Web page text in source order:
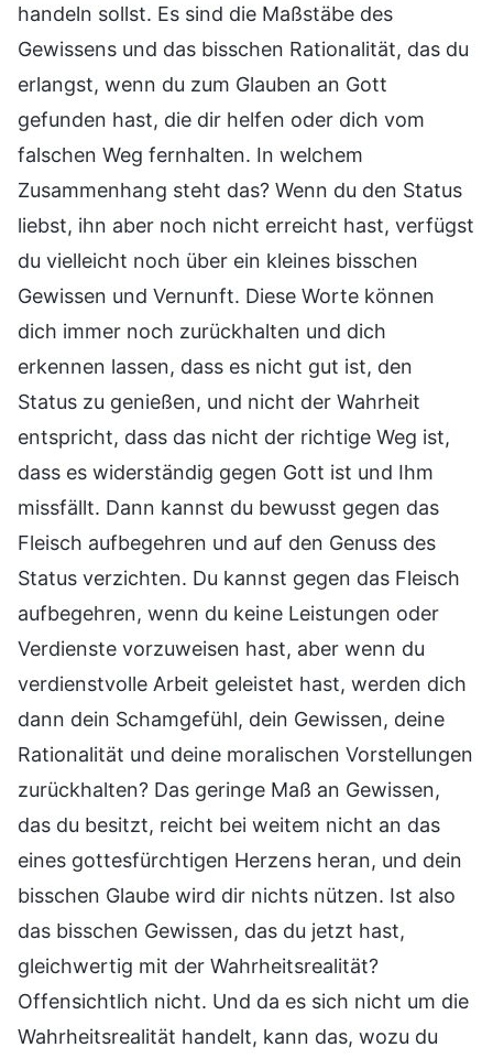
handeln sollst. Es sind die Maßstäbe des
Gewissens und das bisschen Rationalität, das du
erlangst, wenn du zum Glauben an Gott
gefunden hast, die dir helfen oder dich vom
falschen Weg fernhalten. In welchem
Zusammenhang steht das? Wenn du den Status
liebst, ihn aber noch nicht erreicht hast, verfügst
du vielleicht noch über ein kleines bisschen
Gewissen und Vernunft. Diese Worte können
dich immer noch zurückhalten und dich
erkennen lassen, dass es nicht gut ist, den
Status zu genießen, und nicht der Wahrheit
entspricht, dass das nicht der richtige Weg ist,
dass es widerständig gegen Gott ist und Ihm
missfällt. Dann kannst du bewusst gegen das
Fleisch aufbegehren und auf den Genuss des
Status verzichten. Du kannst gegen das Fleisch
aufbegehren, wenn du keine Leistungen oder
Verdienste vorzuweisen hast, aber wenn du
verdienstvolle Arbeit geleistet hast, werden dich
dann dein Schamgefühl, dein Gewissen, deine
Rationalität und deine moralischen Vorstellungen
zurückhalten? Das geringe Maß an Gewissen,
das du besitzt, reicht bei weitem nicht an das
eines gottesfürchtigen Herzens heran, und dein
bisschen Glaube wird dir nichts nützen. Ist also
das bisschen Gewissen, das du jetzt hast,
gleichwertig mit der Wahrheitsrealität?
Offensichtlich nicht. Und da es sich nicht um die
Wahrheitsrealität handelt, kann das, wozu du